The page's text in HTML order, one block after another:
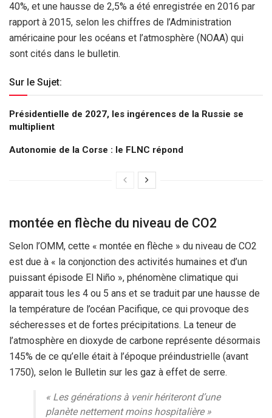
40%, et une hausse de 2,5% a été enregistrée en 2016 par
rapport à 2015, selon les chiffres de l’Administration
américaine pour les océans et l’atmosphère (NOAA) qui
sont cités dans le bulletin.
Sur le Sujet:
Présidentielle de 2027, les ingérences de la Russie se
multiplient
Autonomie de la Corse : le FLNC répond
montée en flèche du niveau de CO2
Selon l’OMM, cette « montée en flèche » du niveau de CO2
est due à « la conjonction des activités humaines et d’un
puissant épisode El Niño », phénomène climatique qui
apparait tous les 4 ou 5 ans et se traduit par une hausse de
la température de l’océan Pacifique, ce qui provoque des
sécheresses et de fortes précipitations. La teneur de
l’atmosphère en dioxyde de carbone représente désormais
145% de ce qu’elle était à l’époque préindustrielle (avant
1750), selon le Bulletin sur les gaz à effet de serre.
« Les générations à venir hériteront d’une
planète nettement moins hospitalière »